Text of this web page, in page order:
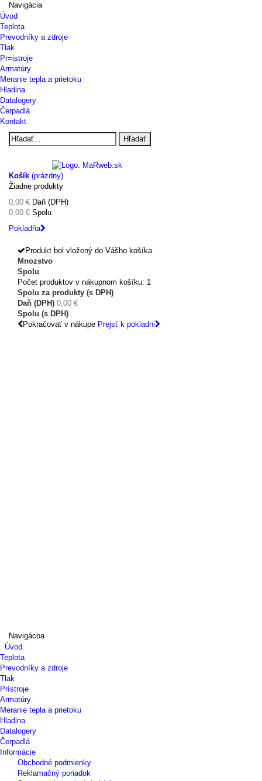
Navigácia
Úvod
Teplota
Prevodníky a zdroje
Tlak
Pr=istroje
Armatúry
Meranie tepla a prietoku
Hladina
Datalogery
Čerpadlá
Kontakt
Hľadať
Košík (prázdny)
Žiadne produkty
0,00 € Daň (DPH)
0,00 € Spolu
Pokladňa
Produkt bol vložený do Vášho košíka
Mnozstvo
Spolu
Počet produktov v nákupnom košíku: 1
Spolu za produkty (s DPH)
Daň (DPH) 0,00 €
Spolu (s DPH)
Pokračovať v nákupe Prejsť k pokladni
Navigácoa
Úvod
Teplota
Prevodníky a zdroje
Tlak
Prístroje
Armatúry
Meranie tepla a prietoku
Hladina
Datalogery
Čerpadlá
Informácie
Obchodné podmienky
Reklamačný poriadok